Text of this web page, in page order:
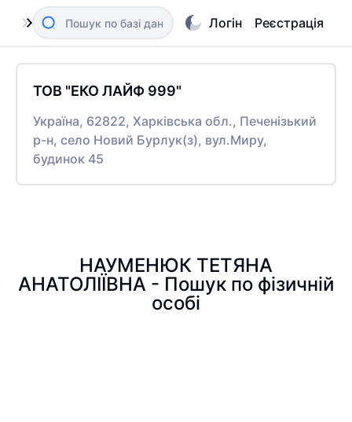
Логін Реєстрація
ТОВ "ЕКО ЛАЙФ 999"
Україна, 62822, Харківська обл., Печенізький
р-н, село Новий Бурлук(з), вул.Миру,
будинок 45
НАУМЕНЮК ТЕТЯНА
АНАТОЛІЇВНА - Пошук по фізичній
особі